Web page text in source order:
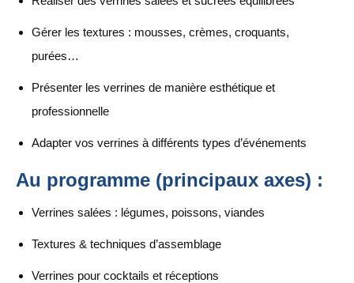
Gérer les textures : mousses, crèmes, croquants,
purées…
Présenter les verrines de manière esthétique et
professionnelle
Adapter vos verrines à différents types d’événements
Au programme (principaux axes) :
Verrines salées : légumes, poissons, viandes
Textures & techniques d’assemblage
Verrines pour cocktails et réceptions